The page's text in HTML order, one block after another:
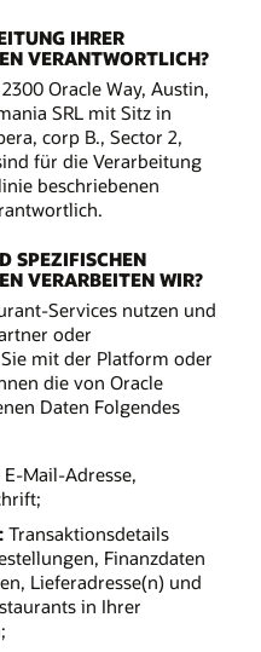
IHRER
VERANTWORTLICH?
Oracle Way, Austin,
SRL mit Sitz in
corp B., Sector 2,
für die Verarbeitung
beschriebenen
SPEZIFISCHEN
VERARBEITEN WIR?
Services nutzen und
oder
mit der Platform oder
die von Oracle
Daten Folgendes
Mail-Adresse,
Transaktionsdetails
Finanzdaten
Lieferadresse(n) und
in Ihrer